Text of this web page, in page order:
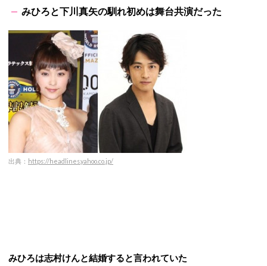
みひろと下川真矢の馴れ初めは舞台共演だった
出典： https://headlines.yahoo.co.jp/
みひろは志村けんと結婚すると言われていた